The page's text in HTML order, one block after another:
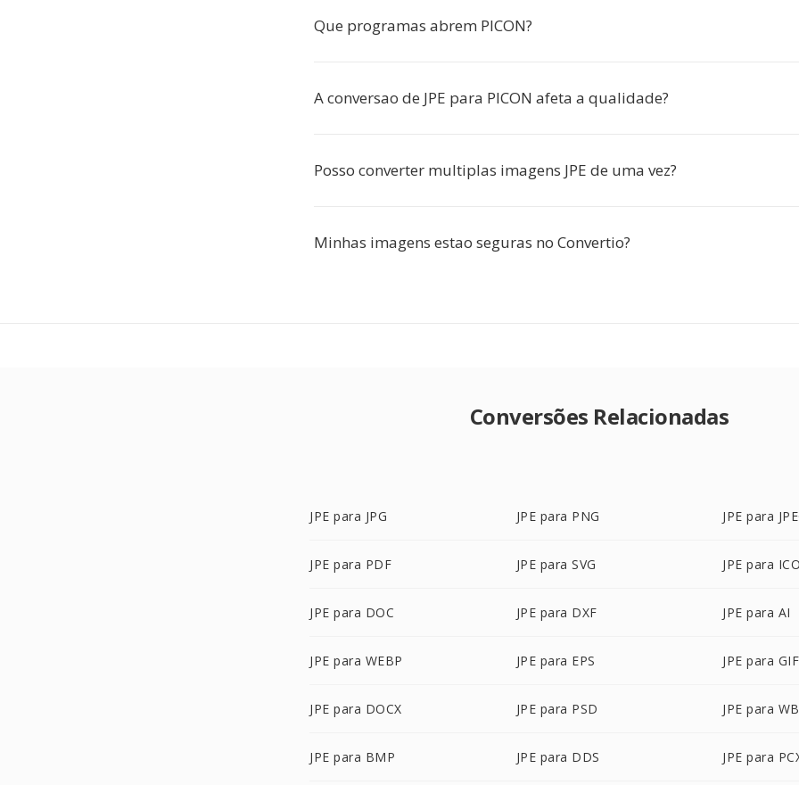
Que programas abrem PICON?
A conversao de JPE para PICON afeta a qualidade?
Posso converter multiplas imagens JPE de uma vez?
Minhas imagens estao seguras no Convertio?
Conversões Relacionadas
JPE para JPG JPE para PNG JPE para
JPE para PDF JPE para SVG JPE para ICO
JPE para DOC JPE para DXF JPE para AI
JPE para WEBP JPE para EPS JPE para GIF
JPE para DOCX JPE para PSD JPE para
JPE para BMP JPE para DDS JPE para